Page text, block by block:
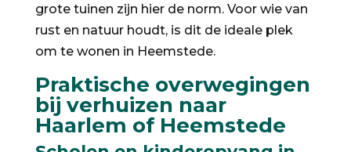
grote tuinen zijn hier de norm. Voor wie van
rust en natuur houdt, is dit de ideale plek
om te wonen in Heemstede.
Praktische overwegingen
bij verhuizen naar
Haarlem of Heemstede